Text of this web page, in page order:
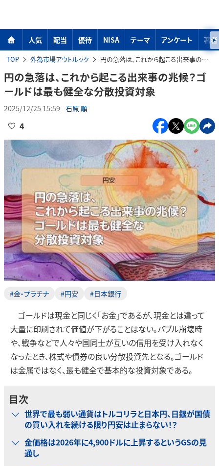
人気 配当 優待 NISA テーマ アンケート 著者
TOP 外為市場アウトルック 円の急落は、これから起こる出来事の兆候？ゴールドは最も健全な分散投資対象
円の急落は、これから起こる出来事の兆候？ゴ
ールドは最も健全な分散投資対象
2025/12/25 15:59 石原 順
4
#金・プラチナ #円安 #日本銀行
ゴールドは現金と同じく「お金」であるが、現金とは違って
大量に印刷されて価値が下がることはない。バブル崩壊時
や、戦争などで人々や国同士が互いの信用を受け入れなく
なったとき、株式や債券の良い分散投資先となる。ゴールド
は金属ではなく、最も健全で基本的な投資対象である。
目次
世界で最も弱い通貨はトルコリラと日本円、日銀が国債
の買い入れを続ける限り円安は止まらない！？
金価格は2026年に4,900ドルに上昇するというGSの見
通し